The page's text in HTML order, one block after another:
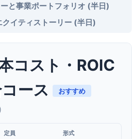
と事業ポートフォリオ (半日)
クイティストーリー (半日)
コスト・ROIC
ース
おすすめ
定員 形式